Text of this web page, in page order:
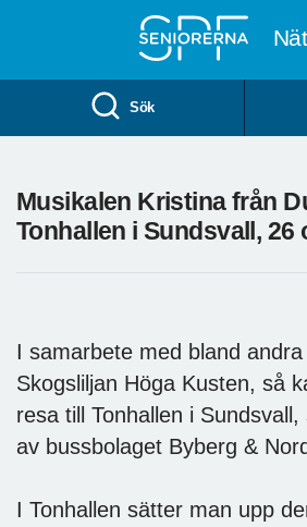
Sök
Musikalen Kristina från
Tonhallen i Sundsvall, 26
I samarbete med bland
Skogsliljan Höga Kusten, så
resa till Tonhallen i
av bussbolaget Byberg &
I Tonhallen sätter man upp